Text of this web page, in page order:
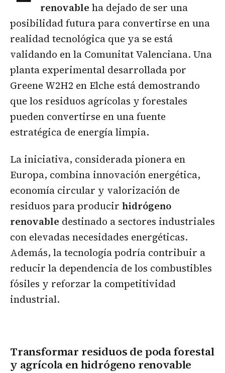
renovable ha dejado de ser una
posibilidad futura para convertirse en una
realidad tecnológica que ya se está
validando en la Comunitat Valenciana. Una
planta experimental desarrollada por
Greene W2H2 en Elche está demostrando
que los residuos agrícolas y forestales
pueden convertirse en una fuente
estratégica de energía limpia.
La iniciativa, considerada pionera en
Europa, combina innovación energética,
economía circular y valorización de
residuos para producir hidrógeno
renovable destinado a sectores industriales
con elevadas necesidades energéticas.
Además, la tecnología podría contribuir a
reducir la dependencia de los combustibles
fósiles y reforzar la competitividad
industrial.
Transformar residuos de poda forestal
y agrícola en hidrógeno renovable